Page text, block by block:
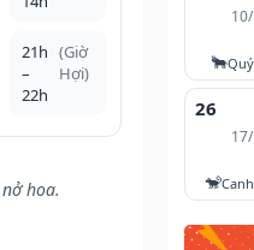
21h
–
22h
(Giờ
Hợi)
hoa.
🐂
26
🐒